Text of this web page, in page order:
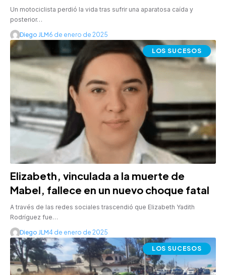
Un motociclista perdió la vida tras sufrir una aparatosa caída y
posterior…
Diego JLM6 de enero de 2025
LOS SUCESOS
Elizabeth, vinculada a la muerte de
Mabel, fallece en un nuevo choque fatal
A través de las redes sociales trascendió que Elizabeth Yadith
Rodríguez fue…
Diego JLM4 de enero de 2025
LOS SUCESOS